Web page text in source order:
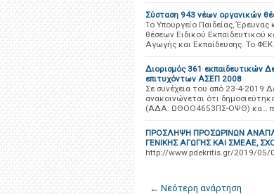
Σύσταση 943 νέων οργανικών
Το Υπουργείο Παιδείας,
θέσεων Ειδικού Εκπαιδευτικού
Αγωγής και Εκπαίδευσης. Το
Διορισμός 361 εκπαιδευτικών
επιτυχόντων ΑΣΕΠ 2008
Σε συνέχεια του από 23-4-2019
ανακοινώνεται ότι
(ΑΔΑ: ΩΘΟΟ4653ΠΣ-ΟΨΘ) κα…
ΠΡΟΣΛΗΨΗ ΠΡΟΣΩΡΙΝΩΝ
ΓΕΝΙΚΗΣ ΑΓΩΓΗΣ ΚΑΙ ΣΜΕΑΕ,
http://www.pdekritis.gr/2019/
← Νεότερη ανάρτηση